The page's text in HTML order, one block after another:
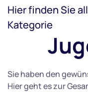
Hier finden Sie
Kategorie
Sie haben den
Hier geht es zur